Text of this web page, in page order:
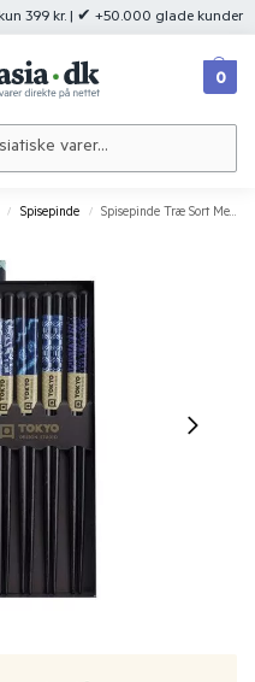
399 kr. | ✔ +50.000 glade kunder
0
/ Spisepinde / Spisepinde Træ Sort Med Blåt Mønster Tokyo Design Studio 5 par